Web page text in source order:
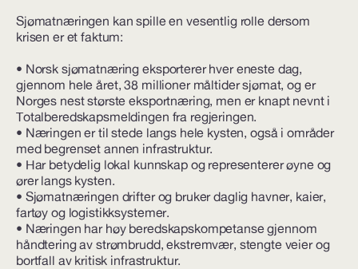
Sjømatnæringen kan spille en vesentlig rolle dersom
krisen er et faktum:
• Norsk sjømatnæring eksporterer hver eneste dag,
gjennom hele året, 38 millioner måltider sjømat, og er
Norges nest største eksportnæring, men er knapt nevnt i
Totalberedskapsmeldingen fra regjeringen.
• Næringen er til stede langs hele kysten, også i områder
med begrenset annen infrastruktur.
• Har betydelig lokal kunnskap og representerer øyne og
ører langs kysten.
• Sjømatnæringen drifter og bruker daglig havner, kaier,
fartøy og logistikksystemer.
• Næringen har høy beredskapskompetanse gjennom
håndtering av strømbrudd, ekstremvær, stengte veier og
bortfall av kritisk infrastruktur.